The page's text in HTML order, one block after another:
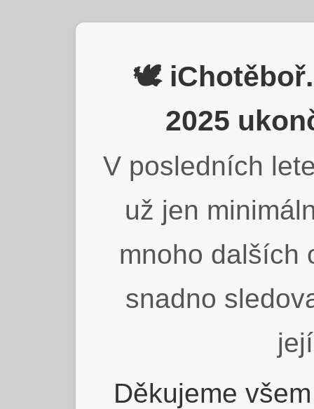
🕊️
2025
V posledních
už jen
mnoho dalších
snadno
Děkujeme